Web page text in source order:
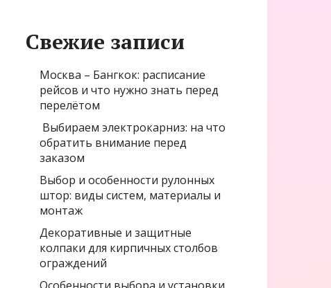
Свежие записи
Москва – Бангкок: расписание
рейсов и что нужно знать перед
перелётом
Выбираем электрокарниз: на что
обратить внимание перед
заказом
Выбор и особенности рулонных
штор: виды систем, материалы и
монтаж
Декоративные и защитные
колпаки для кирпичных столбов
ограждений